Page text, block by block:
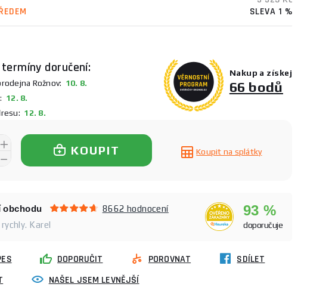
SLEVA 1 %
doručení:
Rožnov: 10. 8.
12. 8.
12. 8.
Nakup a získej
66 bodů
KOUPIT Koupit na splátky
obchodu
8662 hodnocení
Karel
93 %
doporučuje
DOPORUČIT POROVNAT
SDÍLET
NAŠEL JSEM LEVNĚJŠÍ